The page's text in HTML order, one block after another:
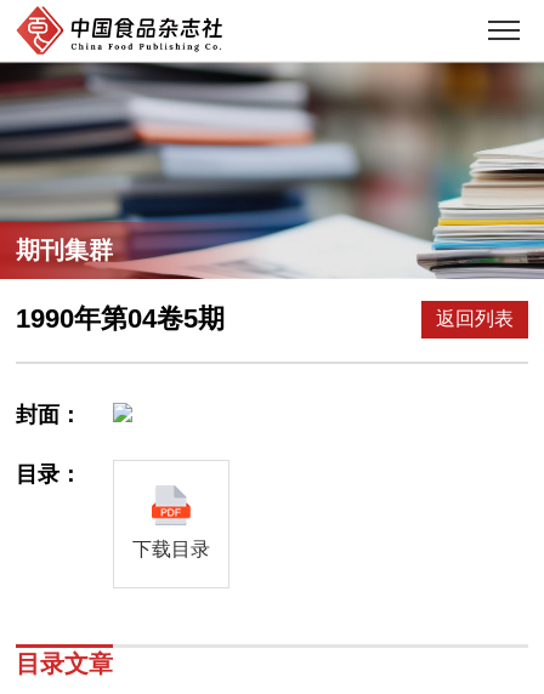
期刊集群
1990年第04卷5期 返回列表
封面：
目录：
下载目录
目录文章